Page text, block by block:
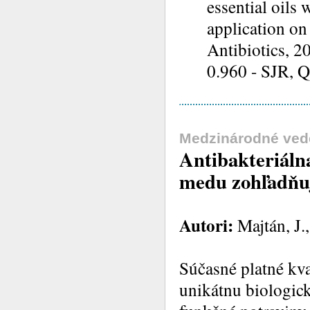
essential oils
application
Antibiotics,
0.960 - SJR,
Medzinárodné
medu
Autori: Majtán,
Súčasné platné
unikátnu